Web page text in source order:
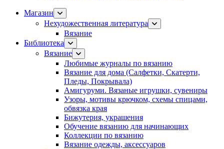
Магазин
Нехудожественная литература
Вязание
Библиотека
Вязание
Любимые журналы по вязанию
Вязание для дома (Салфетки, Скатерти,
Пледы, Покрывала)
Амигуруми. Вязаные игрушки, сувениры
Узоры, мотивы крючком, схемы спицами,
обвязка края
Бижутерия, украшения
Обучение вязанию для начинающих
Коллекции по вязанию
Вязание одежды, аксессуаров